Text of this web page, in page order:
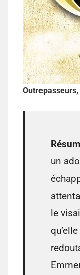
Outrepasseurs,
un
le